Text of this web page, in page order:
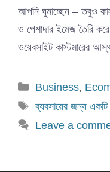
আপনি ঘুমাচ্ছেন – তবুও
ও পেশাদার ইমেজ তৈরি
ওয়েবসাইট কাস্টমারের
Categories
Business,
Tags
ব্যবসায়ের জন্য একটি
Leave a